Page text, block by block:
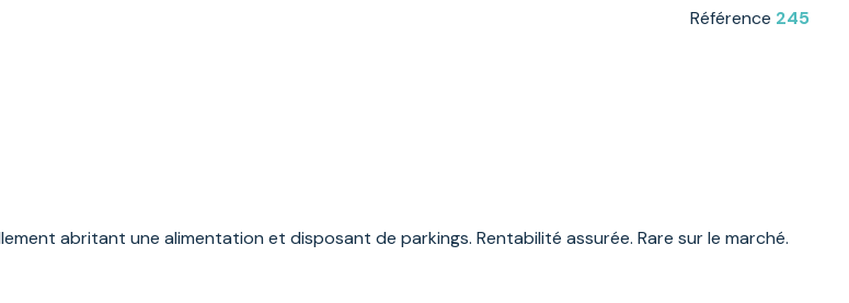
Référence 245
abritant une alimentation et disposant de parkings. Rentabilité assurée. Rare sur le marché.